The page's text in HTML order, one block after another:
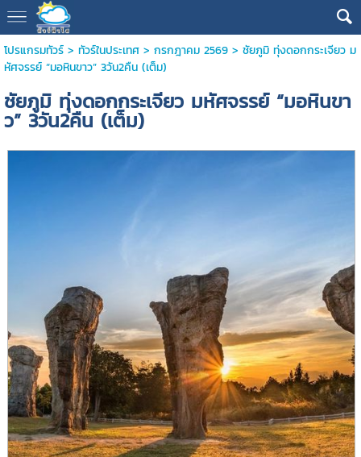
โปรแกรมทัวร์> ทัวร์ในประเทศ> กรกฎาคม 2569> ชัยภูมิ ทุ่งดอกกระเจียว ม
หัศจรรย์ “มอหินขาว” 3วัน2คืน (เต็ม)
ชัยภูมิ ทุ่งดอกกระเจียว มหัศจรรย์ “มอหินขา
ว” 3วัน2คืน (เต็ม)